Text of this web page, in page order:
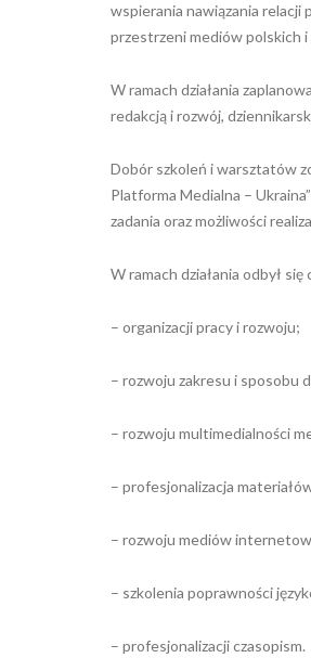
wspierania nawiązania relacji
przestrzeni mediów polskich
W ramach działania
redakcją i rozwój,
Dobór szkoleń i warsztatów
Platforma Medialna –
zadania oraz możliwości
W ramach działania odbył
– organizacji pracy i rozwoju;
– rozwoju zakresu i sposobu
– rozwoju multimedialności
– profesjonalizacja
– rozwoju mediów
– szkolenia poprawności
– profesjonalizacji czasopism.